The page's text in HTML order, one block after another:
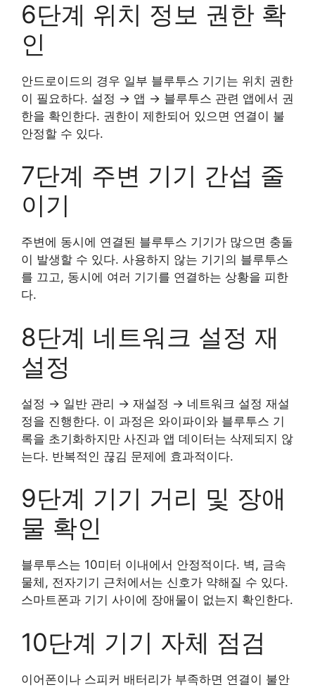
6단계 위치 정보 권한 확
인
안드로이드의 경우 일부 블루투스 기기는 위치 권한
이 필요하다. 설정 → 앱 → 블루투스 관련 앱에서 권
한을 확인한다. 권한이 제한되어 있으면 연결이 불
안정할 수 있다.
7단계 주변 기기 간섭 줄
이기
주변에 동시에 연결된 블루투스 기기가 많으면 충돌
이 발생할 수 있다. 사용하지 않는 기기의 블루투스
를 끄고, 동시에 여러 기기를 연결하는 상황을 피한
다.
8단계 네트워크 설정 재
설정
설정 → 일반 관리 → 재설정 → 네트워크 설정 재설
정을 진행한다. 이 과정은 와이파이와 블루투스 기
록을 초기화하지만 사진과 앱 데이터는 삭제되지 않
는다. 반복적인 끊김 문제에 효과적이다.
9단계 기기 거리 및 장애
물 확인
블루투스는 10미터 이내에서 안정적이다. 벽, 금속
물체, 전자기기 근처에서는 신호가 약해질 수 있다.
스마트폰과 기기 사이에 장애물이 없는지 확인한다.
10단계 기기 자체 점검
이어폰이나 스피커 배터리가 부족하면 연결이 불안